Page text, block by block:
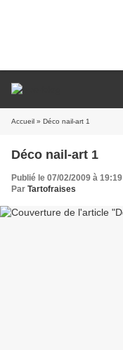
Accueil » Déco nail-art 1
Déco nail-art 1
Publié le 07/02/2009 à 19:19
Par Tartofraises